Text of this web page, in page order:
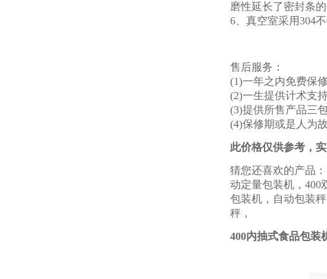
磨性延长了密封条
6、真空室采用304
售后服务：
(1)一年之内免费保修
(2)一生提供计术支
(3)提供所售产品三
(4)保修期或是人为
此价格仅供参考，
猜您还喜欢的产品
动定量包装机，400
包装机，自动包装
秤，
400内抽式食品包装